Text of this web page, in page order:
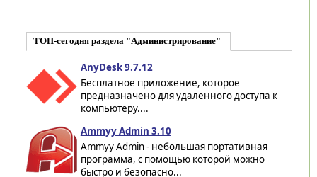
ТОП-сегодня раздела "Администрирование"
AnyDesk 9.7.12
Бесплатное приложение, которое
предназначено для удаленного доступа к
компьютеру....
Ammyy Admin 3.10
Ammyy Admin - небольшая портативная
программа, с помощью которой можно
быстро и безопасно...